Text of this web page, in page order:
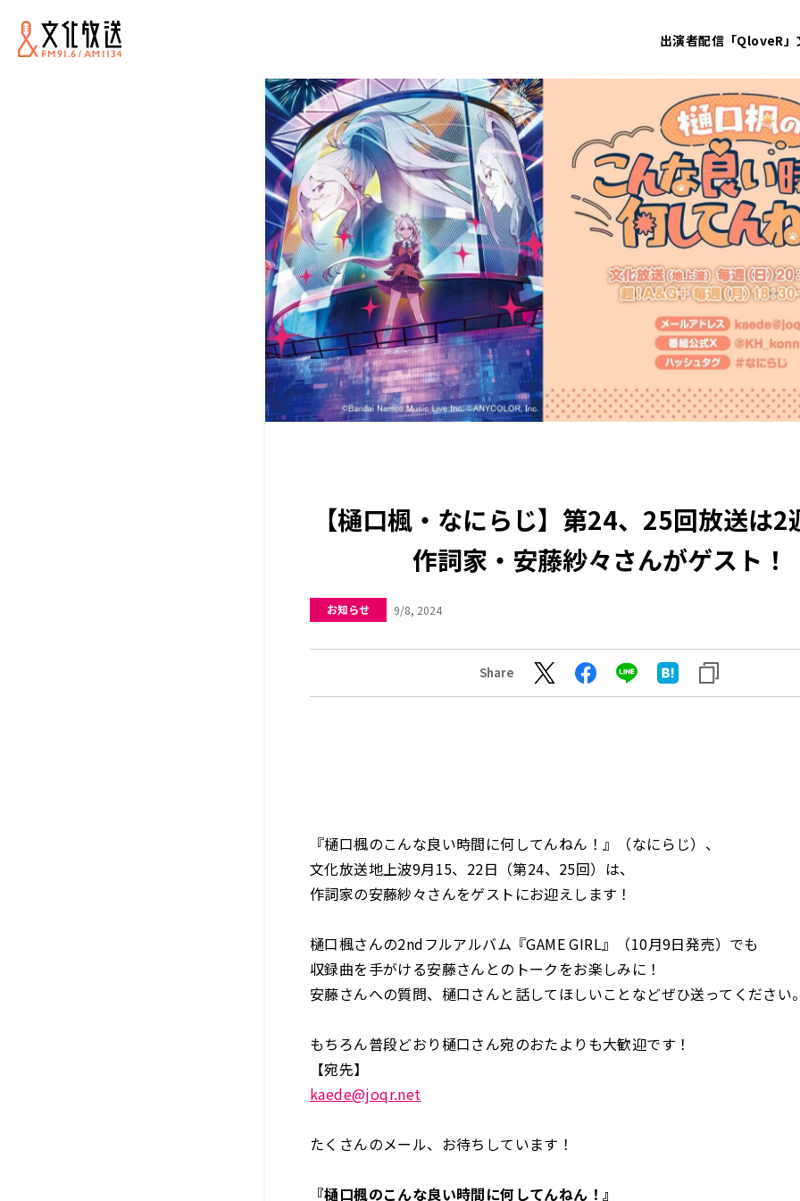
出演者配信「QloveR」
【樋口楓・なにらじ】第24、25回放送は2
作詞家・安藤紗々さんがゲスト！
お知らせ 9/8, 2024
Share
『樋口楓のこんな良い時間に何してんねん！』（なにらじ）、
文化放送地上波9月15、22日（第24、25回）は、
作詞家の安藤紗々さんをゲストにお迎えします！
樋口楓さんの2ndフルアルバム『GAME GIRL』（10月9日発売）でも
収録曲を手がける安藤さんとのトークをお楽しみに！
安藤さんへの質問、樋口さんと話してほしいことなどぜひ送ってください
もちろん普段どおり樋口さん宛のおたよりも大歓迎です！
【宛先】
kaede@joqr.net
たくさんのメール、お待ちしています！
『樋口楓のこんな良い時間に何してんねん！』